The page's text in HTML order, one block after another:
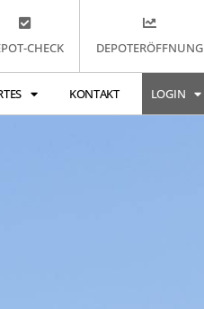
CHECK DEPOTERÖFFNUNG
KONTAKT LOGIN